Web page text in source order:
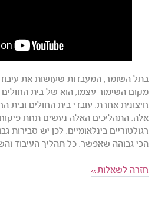
בתל השומר, המעבדות שעושות את עיבוד
מקום השימור עצמו, הוא של בית
חיצונית אחרת. עובדי בית החולים ובית
אלה. התהליכים האלה נעשים תחת פיקוח
רגולטוריים בינלאומיים. לכן יש
הכי גבוהה שאפשר. כל תהליך העיבוד
חזרה לשאלות